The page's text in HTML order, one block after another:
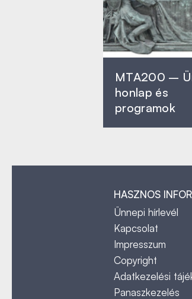
MTA200 –
honlap és
programok
HASZNOS
Ünnepi hírlevél
Kapcsolat
Impresszum
Copyright
Adatkezelési
Panaszkezelés